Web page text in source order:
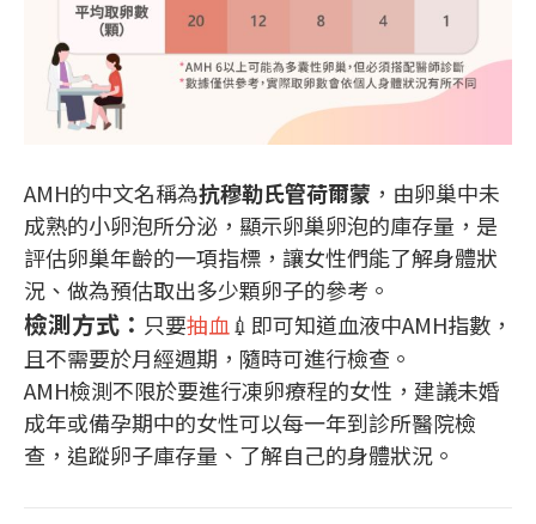
AMH的中文名稱為抗穆勒氏管荷爾蒙 ，由卵巢中未
成熟的小卵泡所分泌，顯示卵巢卵泡的庫存量，是
評估卵巢年齡的一項指標，讓女性們能了解身體狀
況、做為預估取出多少顆卵子的參考。
檢測方式： 只要抽血💉即可知道血液中AMH指數，
且不需要於月經週期，隨時可進行檢查。
AMH檢測不限於要進行凍卵療程的女性，建議未婚
成年或備孕期中的女性可以每一年到診所醫院檢
查，追蹤卵子庫存量、了解自己的身體狀況。